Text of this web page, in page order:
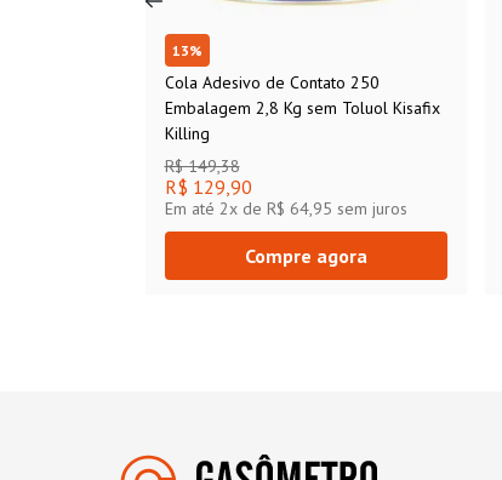
13%
Cola Adesivo de Contato 250
Embalagem 2,8 Kg sem Toluol Kisafix
Killing
R$ 149,38
R$ 129,90
Em até 2x de R$ 64,95 sem juros
Compre agora